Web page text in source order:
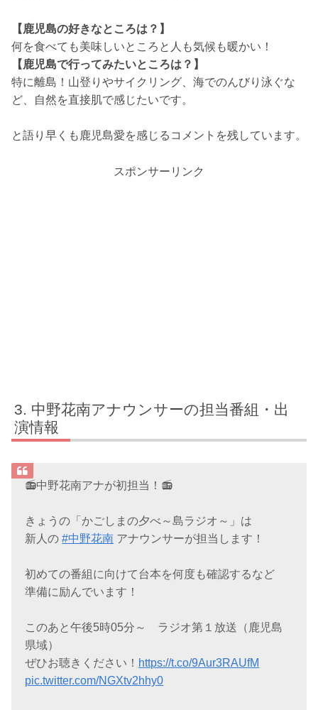
【鹿児島の好きなところは？】
何を食べても美味しいところと人も気候も暖かい！
【鹿児島で行ってみたいところは？】
特に離島！山登りやサイクリング、海でのんびり泳ぐな
ど、自然を直接肌で感じたいです。
と語り早くも鹿児島愛を感じるコメントを残しています。
スポンサーリンク
中野花南アナウンサーの担当番組・出
演情報
📻中野花南アナが初担当！📻
きょうの「かごしまの夕べ～島ラジオ～」は
新人の#中野花南 アナウンサーが担当します！
初めての番組に向けて台本を何度も確認するなど
準備に励んでいます！
このあと午後5時05分～ ラジオ第１放送（鹿児島
県域）
ぜひお聴きください！ https://t.co/9Aur3RAUfM
pic.twitter.com/NGXtv2hhy0